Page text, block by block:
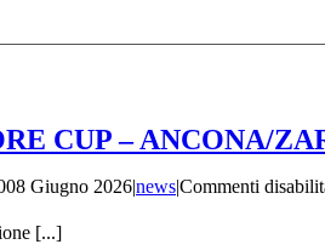
CUP – ANCONA/
8 Giugno 2026|news|Commenti
[...]